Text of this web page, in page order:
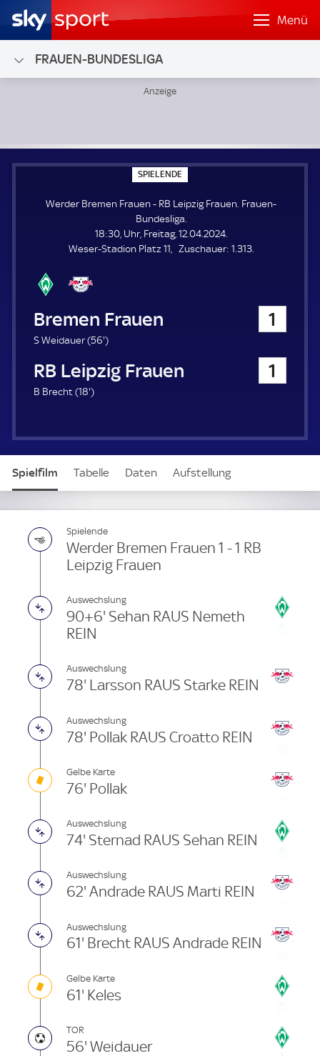
Menü
FRAUEN-BUNDESLIGA
SPIELENDE
P
E
E
N
D
E
Werder Bremen Frauen - RB Leipzig Frauen. Frauen-
Bundesliga.
18:30, Uhr, Freitag, 12.04.2024.
Weser-Stadion Platz 11
Zuschauer: Z1.313.
Werder Bremen Frauen 1
S Weidauer (56'5
.
m
t
e
)
RB Leipzig Frauen 1
B Brecht (18'1
u
t
)
Spielfilm Tabelle Daten Aufstellung
Live
Spielende
Werder Bremen Frauen 1 - 1 RB
Leipzig Frauen
Auswechslung
90+6' Sehan RAUS Nemeth
REIN
Auswechslung
78' Larsson RAUS Starke REIN
Auswechslung
78' Pollak RAUS Croatto REIN
Gelbe Karte
76' Pollak
Auswechslung
74' Sternad RAUS Sehan REIN
Auswechslung
62' Andrade RAUS Marti REIN
Auswechslung
61' Brecht RAUS Andrade REIN
Gelbe Karte
61' Keles
TOR
56' Weidauer